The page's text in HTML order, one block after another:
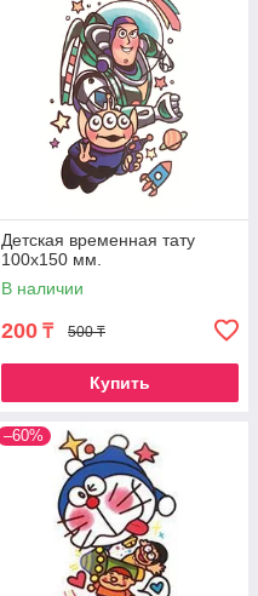
Детская временная тату
100х150 мм.
В наличии
200 ₸ 500 ₸
Купить
–60%